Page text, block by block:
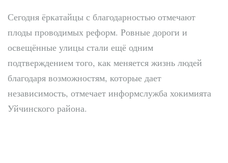
Сегодня ёркатайцы с благодарностью отмечают
плоды проводимых реформ. Ровные дороги и
освещённые улицы стали ещё одним
подтверждением того, как меняется жизнь людей
благодаря возможностям, которые дает
независимость, отмечает информслужба хокимията
Уйчинского района.